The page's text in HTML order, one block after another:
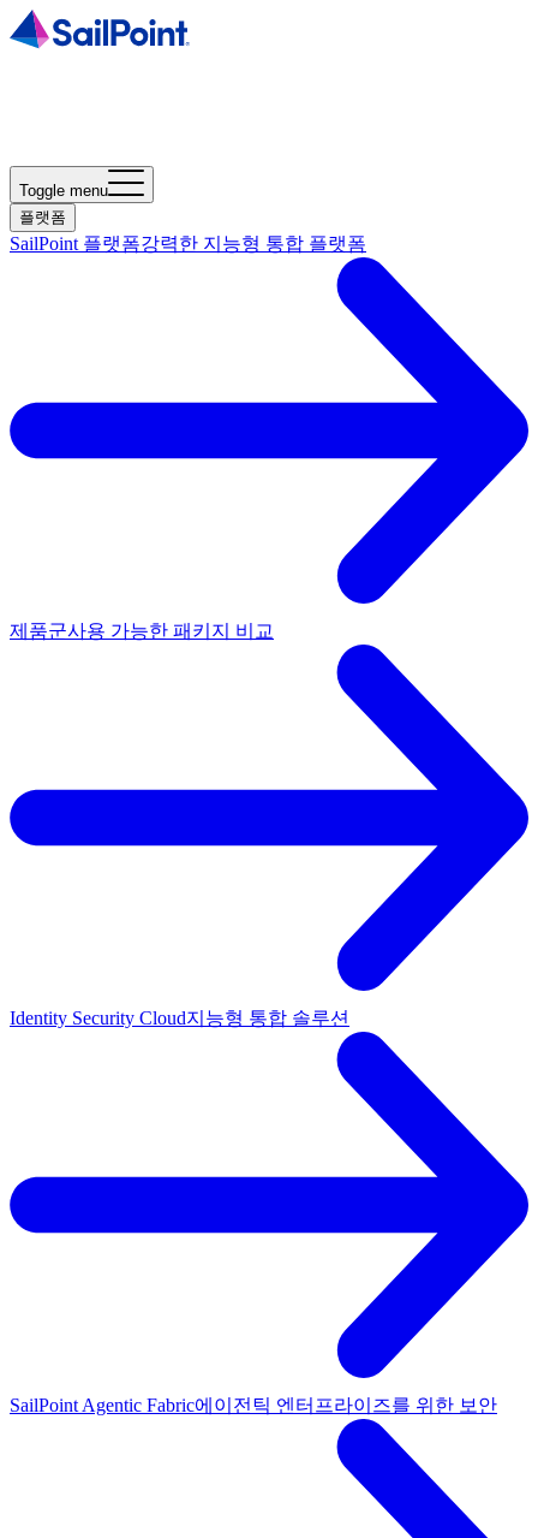
Toggle menu
플랫폼
SailPoint 플랫폼강력한 지능형 통합 플랫폼
제품군사용 가능한 패키지 비교
Identity Security Cloud지능형 통합 솔루션
SailPoint Agentic Fabric에이전틱 엔터프라이즈를 위한 보안